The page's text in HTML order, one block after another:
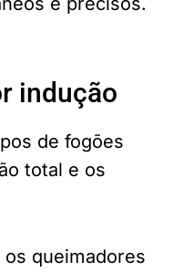
indução
de fogões
total e os
queimadores